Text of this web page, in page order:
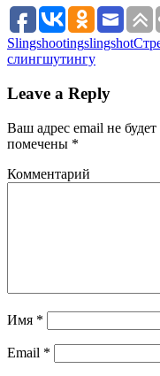
Slingshootingslingshot
слингшутингу
Leave a Reply
Ваш адрес email не
помечены *
Комментарий
Имя *
Email *